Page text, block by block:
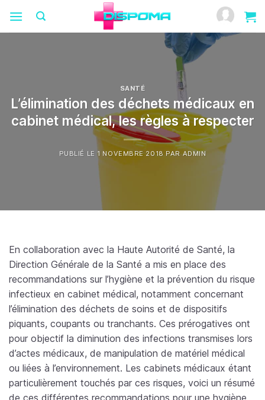
contenu
SANTÉ
L’élimination des déchets médicaux en
cabinet médical, les règles à respecter
PUBLIÉ LE 1 NOVEMBRE 2018 PARADMIN
En collaboration avec la Haute Autorité de Santé, la
Direction Générale de la Santé a mis en place des
recommandations sur l’hygiène et la prévention du risque
infectieux en cabinet médical, notamment concernant
l’élimination des déchets de soins et de dispositifs
piquants, coupants ou tranchants. Ces prérogatives ont
pour objectif la diminution des infections transmises lors
d’actes médicaux, de manipulation de matériel médical
ou liées à l’environnement. Les cabinets médicaux étant
particulièrement touchés par ces risques, voici un résumé
de ces différentes recommandations pour une hygiène